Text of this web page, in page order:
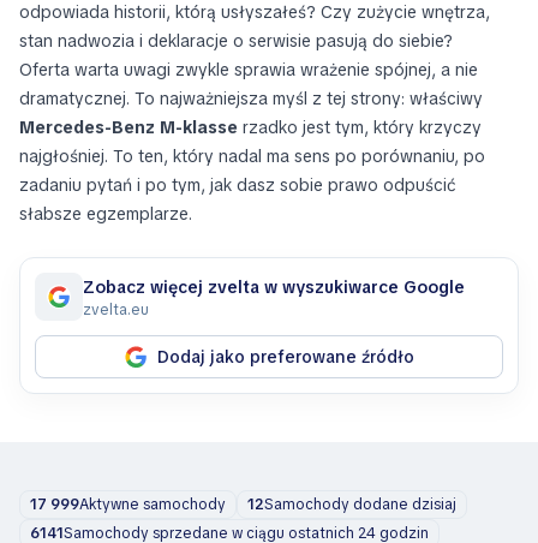
odpowiada historii, którą usłyszałeś? Czy zużycie wnętrza,
stan nadwozia i deklaracje o serwisie pasują do siebie?
Oferta warta uwagi zwykle sprawia wrażenie spójnej, a nie
dramatycznej. To najważniejsza myśl z tej strony: właściwy
Mercedes-Benz M-klasse rzadko jest tym, który krzyczy
najgłośniej. To ten, który nadal ma sens po porównaniu, po
zadaniu pytań i po tym, jak dasz sobie prawo odpuścić
słabsze egzemplarze.
Zobacz więcej zvelta w wyszukiwarce Google
zvelta.eu
Dodaj jako preferowane źródło
17 999Aktywne samochody 12Samochody dodane dzisiaj
6141Samochody sprzedane w ciągu ostatnich 24 godzin